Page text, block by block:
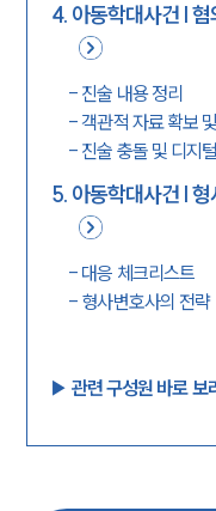
4. 아동학대사건 |
- 진술 내용 정리
- 객관적 자료 확보
- 진술 충돌 및 디지
5. 아동학대사건 |
- 대응 체크리스트
- 형사변호사의 전략
▶︎ 관련 구성원 바로 보